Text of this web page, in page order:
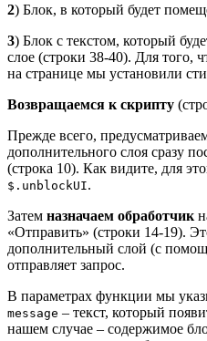
2) Блок, в который будет
3) Блок с текстом, который
слое (строки 38-40). Для того,
на странице мы установили
Возвращаемся к скрипту
Прежде всего,
дополнительного слоя сразу
(строка 10). Как видите, для
$.unblockUI.
Затем назначаем обработчик
«Отправить» (строки 14-19).
дополнительный слой (с
отправляет запрос.
В параметрах функции мы
message – текст, который
нашем случае – содержимое